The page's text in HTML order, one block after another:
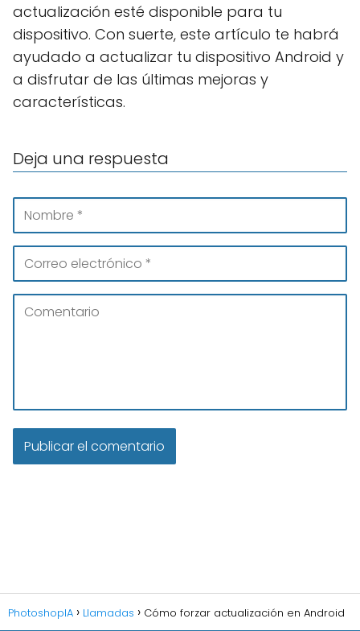
actualización esté disponible para tu
dispositivo. Con suerte, este artículo te habrá
ayudado a actualizar tu dispositivo Android y
a disfrutar de las últimas mejoras y
características.
Deja una respuesta
PhotoshopIA Llamadas Cómo forzar actualización en Android